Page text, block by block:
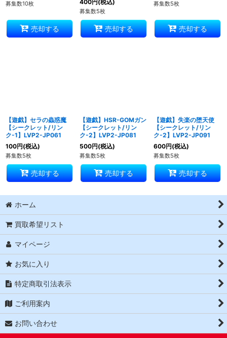
募集数10枚
売却する
400円(税込)
募集数5枚
売却する
募集数5枚
売却する
【遊戯】セラの蟲惑魔
【シークレット/リン
ク-1】LVP2-JP061
100円(税込)
募集数5枚
売却する
【遊戯】HSR-GOMガン
【シークレット/リン
ク-2】LVP2-JP081
500円(税込)
募集数5枚
売却する
【遊戯】失楽の堕天使
【シークレット/リン
ク-2】LVP2-JP091
600円(税込)
募集数5枚
売却する
ホーム
買取希望リスト
マイページ
お気に入り
特定商取引法表示
ご利用案内
お問い合わせ